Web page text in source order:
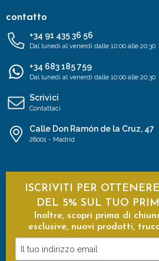
contatto
+34 91 435 36 56
Dal lunedì al venerdì dalle 10:00 alle 20:30
+34 683 185 759
Dal lunedì al venerdì dalle 10:00 alle 20:30
Scrivici
Contattaci
Calle Don Ramón de la Cruz, 47
28001 - Madrid
ISCRIVITI PER
DEL 5% SUL TUO
Inoltre, scopri prima di
esclusive, nuovi prodotti,
tuo